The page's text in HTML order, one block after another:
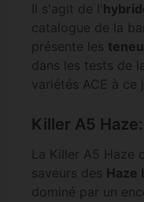
Il s'agit de l'
catalogue de la
présente les
dans les tests de
variétés ACE à ce
Killer A5
La Killer A5 Haze
saveurs des Haze
dominé par un